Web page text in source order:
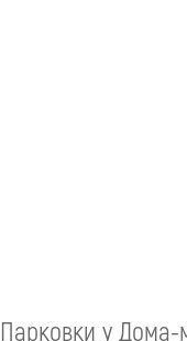
Парковки у Дома-